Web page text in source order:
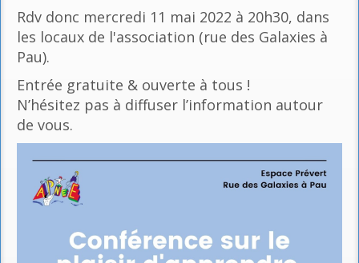
Rdv donc mercredi 11 mai 2022 à 20h30, dans
les locaux de l'association (rue des Galaxies à
Pau).
Entrée gratuite & ouverte à tous !
N’hésitez pas à diffuser l’information autour
de vous.